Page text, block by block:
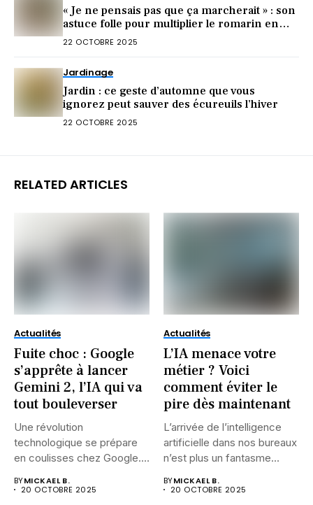
« Je ne pensais pas que ça marcherait » : son
astuce folle pour multiplier le romarin en
octobre
22 OCTOBRE 2025
Jardinage
Jardin : ce geste d’automne que vous
ignorez peut sauver des écureuils l’hiver
22 OCTOBRE 2025
RELATED ARTICLES
Actualités
Fuite choc : Google
s’apprête à lancer
Gemini 2, l’IA qui va
tout bouleverser
Une révolution
technologique se prépare
en coulisses chez Google.
BYMICKAEL B.
20 OCTOBRE 2025
Actualités
L’IA menace votre
métier ? Voici
comment éviter le
pire dès maintenant
L’arrivée de l’intelligence
artificielle dans nos bureaux
n’est plus un fantasme
BYMICKAEL B.
20 OCTOBRE 2025